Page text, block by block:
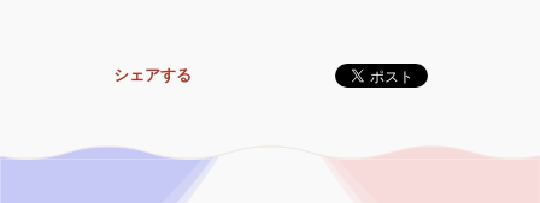
シェアする